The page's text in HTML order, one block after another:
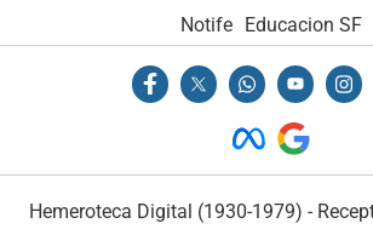
Notife
Educacion SF
Hemeroteca Digital (1930-1979) -